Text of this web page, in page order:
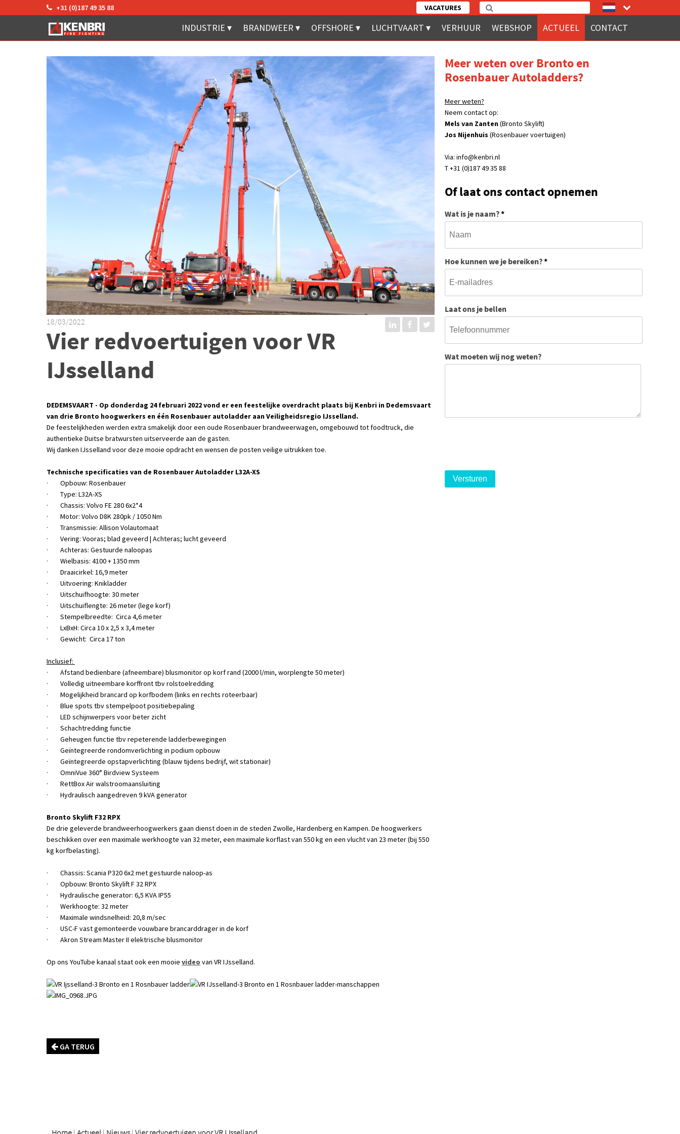
+31 (0)187 49 35 88 VACATURES
INDUSTRIE BRANDWEER OFFSHORE LUCHTVAART VERHUUR WEBSHOP ACTUEEL CONTACT
18/03/2022
Vier redvoertuigen voor VR
IJsselland
DEDEMSVAART - Op donderdag 24 februari 2022 vond er een feestelijke overdracht plaats bij Kenbri in Dedemsvaart
van drie Bronto hoogwerkers en één Rosenbauer autoladder aan Veiligheidsregio IJsselland.
De feestelijkheden werden extra smakelijk door een oude Rosenbauer brandweerwagen, omgebouwd tot foodtruck, die
authentieke Duitse bratwursten uitserveerde aan de gasten.
Wij danken IJsselland voor deze mooie opdracht en wensen de posten veilige uitrukken toe.
Technische specificaties van de Rosenbauer Autoladder L32A-XS
· Opbouw: Rosenbauer
· Type: L32A-XS
· Chassis: Volvo FE 280 6x2*4
· Motor: Volvo D8K 280pk / 1050 Nm
· Transmissie: Allison Volautomaat
· Vering: Vooras; blad geveerd | Achteras; lucht geveerd
· Achteras: Gestuurde naloopas
· Wielbasis: 4100 + 1350 mm
· Draaicirkel: 16,9 meter
· Uitvoering: Knikladder
· Uitschuifhoogte: 30 meter
· Uitschuiflengte: 26 meter (lege korf)
· Stempelbreedte: Circa 4,6 meter
· LxBxH: Circa 10 x 2,5 x 3,4 meter
· Gewicht: Circa 17 ton
Inclusief:
· Afstand bedienbare (afneembare) blusmonitor op korf rand (2000 l/min, worplengte 50 meter)
· Volledig uitneembare korffront tbv rolstoelredding
· Mogelijkheid brancard op korfbodem (links en rechts roteerbaar)
· Blue spots tbv stempelpoot positiebepaling
· LED schijnwerpers voor beter zicht
· Schachtredding functie
· Geheugen functie tbv repeterende ladderbewegingen
· Geïntegreerde rondomverlichting in podium opbouw
· Geïntegreerde opstapverlichting (blauw tijdens bedrijf, wit stationair)
· OmniVue 360° Birdview Systeem
· RettBox Air walstroomaansluiting
· Hydraulisch aangedreven 9 kVA generator
Bronto Skylift F32 RPX
De drie geleverde brandweerhoogwerkers gaan dienst doen in de steden Zwolle, Hardenberg en Kampen. De hoogwerkers
beschikken over een maximale werkhoogte van 32 meter, een maximale korflast van 550 kg en een vlucht van 23 meter (bij 550
kg korfbelasting).
· Chassis: Scania P320 6x2 met gestuurde naloop-as
· Opbouw: Bronto Skylift F 32 RPX
· Hydraulische generator: 6,5 KVA IP55
· Werkhoogte: 32 meter
· Maximale windsnelheid: 20,8 m/sec
· USC-F vast gemonteerde vouwbare brancarddrager in de korf
· Akron Stream Master II elektrische blusmonitor
Op ons YouTube kanaal staat ook een mooie video van VR IJsselland.
GA TERUG
Meer weten over Bronto en
Rosenbauer Autoladders?
Meer weten?
Neem contact op:
Mels van Zanten(Bronto Skylift)
Jos Nijenhuis (Rosenbauer voertuigen)
Via: info@kenbri.nl
T +31 (0)187 49 35 88
Of laat ons contact opnemen
Wat is je naam?*
Hoe kunnen we je bereiken?*
Laat ons je bellen
Wat moeten wij nog weten?